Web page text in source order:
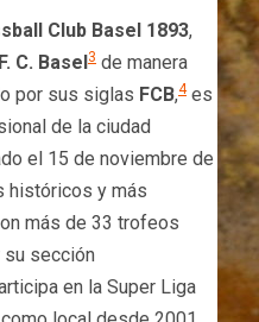
Club Basel 1893,
F. C. Basel 3 de manera
por sus siglas FCB,4​ es
de la ciudad
el 15 de noviembre de
históricos y más
más de 33 trofeos
sección
en la Super Liga